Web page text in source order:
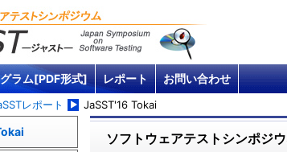
ラム[PDF形式] レポート お問い合わせ
レポート JaSST'16 Tokai
ソフトウェアテストシンポジ